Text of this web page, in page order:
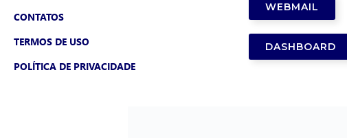
CONTATOS
TERMOS DE USO
POLÍTICA DE PRIVACIDADE
WEBMAIL
DASHBOARD